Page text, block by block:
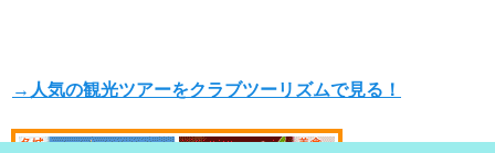
→人気の観光ツアーをクラブツーリズムで見る！